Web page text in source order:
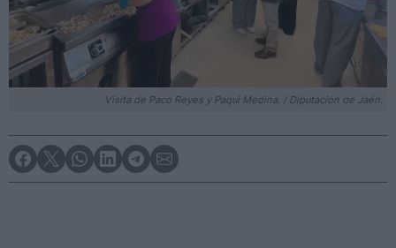
Visita de Paco Reyes y Paqui Medina. / Diputación de Jaén.